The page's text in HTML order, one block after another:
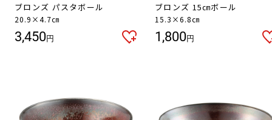
ブロンズ パスタボール
20.9×4.7㎝
3,450円
ブロンズ 15㎝ボール
15.3×6.8㎝
1,800円